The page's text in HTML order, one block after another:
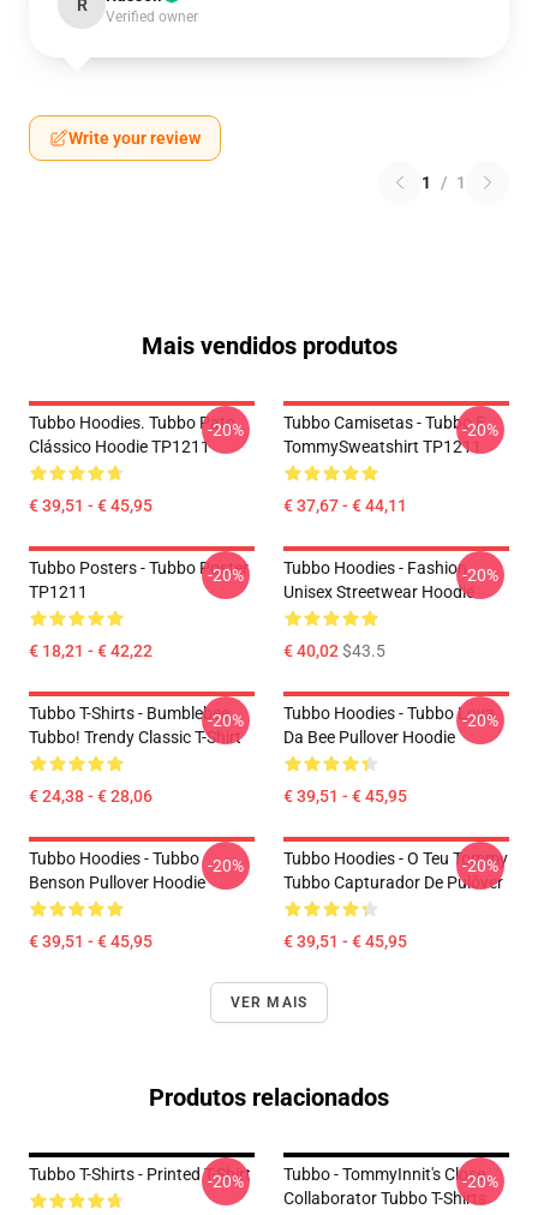
R
Verified owner
Write your review
1 / 1
Mais vendidos produtos
Tubbo Hoodies. Tubbo Pato
Clássico Hoodie TP1211
€ 39,51 - € 45,95
-20%
Tubbo Camisetas - Tubbo E
TommySweatshirt TP1211
€ 37,67 - € 44,11
-20%
Tubbo Posters - Tubbo Poster
TP1211
€ 18,21 - € 42,22
-20%
Tubbo Hoodies - Fashion
Unisex Streetwear Hoodie
€ 40,02$43.5
-20%
Tubbo T-Shirts - Bumblebee
Tubbo! Trendy Classic T-Shirt
€ 24,38 - € 28,06
-20%
Tubbo Hoodies - Tubbo Lova
Da Bee Pullover Hoodie
€ 39,51 - € 45,95
-20%
Tubbo Hoodies - Tubbo
Benson Pullover Hoodie
€ 39,51 - € 45,95
-20%
Tubbo Hoodies - O Teu Tommy
Tubbo Capturador De Pulôver
€ 39,51 - € 45,95
-20%
VER MAIS
Produtos relacionados
Tubbo T-Shirts - Printed T-Shirt
-20%
Tubbo - TommyInnit's Close
Collaborator Tubbo T-Shirts
-20%